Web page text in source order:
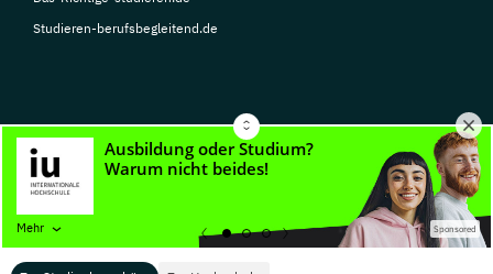
Mehr Sponsored
Studieren-berufsbegleitend.de
© Copyright 2026, TarGroup Media GmbH
Nutzungsbedingungen